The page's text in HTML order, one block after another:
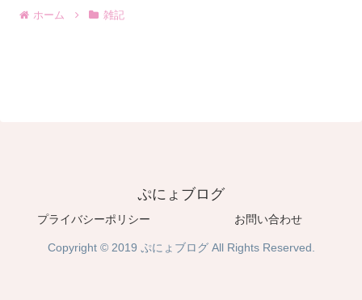
ホーム 雑記
ぷにょブログ
プライバシーポリシー お問い合わせ
Copyright © 2019 ぷにょブログ All Rights Reserved.